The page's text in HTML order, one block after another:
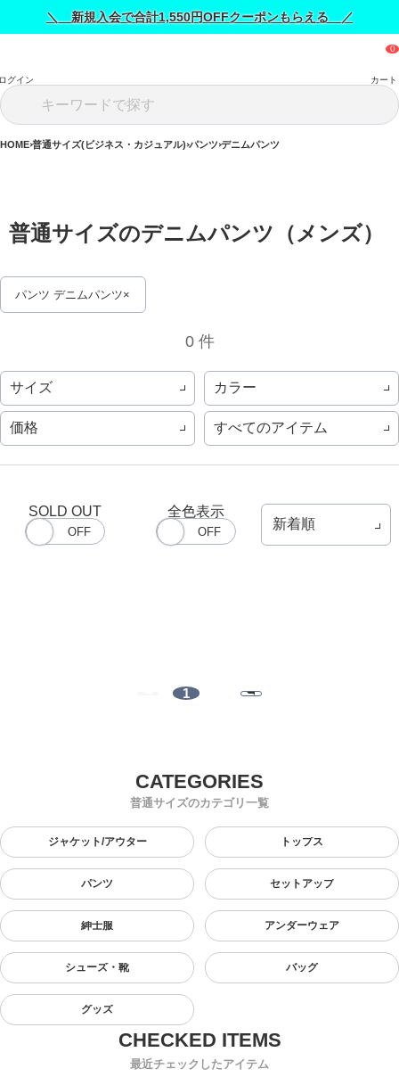
＼ 新規入会で合計1,550円OFFクーポンもらえる ／
グイン カート
HOME 普通サイズ(ビジネス・カジュアル) パンツ デニムパンツ
普通サイズのデニムパンツ（メンズ）
パンツ デニムパンツ
0 件
サイズ カラー
価格 すべてのアイテム
SOLD OUT 全色表示
1
普通サイズのカテゴリ一覧
ジャケット/アウター トップス
パンツ セットアップ
紳士服 アンダーウェア
シューズ・靴 バッグ
グッズ
最近チェックしたアイテム